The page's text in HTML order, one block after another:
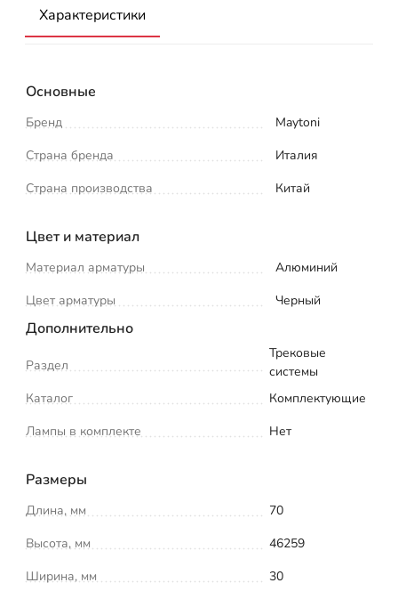
Характеристики
Основные
Бренд
Maytoni
Страна бренда
Италия
Страна производства
Китай
Цвет и материал
Материал арматуры
Алюминий
Цвет арматуры
Черный
Дополнительно
Раздел
Трековые
системы
Каталог
Комплектующие
Лампы в комплекте
Нет
Размеры
Длина, мм
70
Высота, мм
46259
Ширина, мм
30